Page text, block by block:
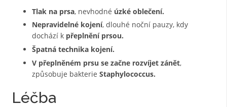
Tlak na prsa, nevhodné úzké oblečení.
Nepravidelné kojení, dlouhé noční pauzy, kdy
dochází k přeplnění prsou.
Špatná technika kojení.
V přeplněném prsu se začne rozvíjet zánět,
způsobuje bakterieStaphylococcus.
Léčba